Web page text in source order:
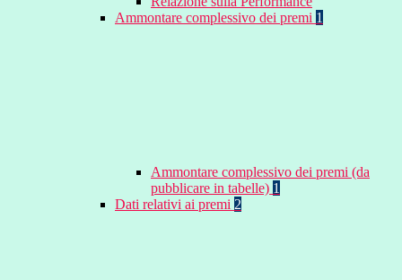
Ammontare complessivo dei premi 1
Ammontare complessivo dei premi (da
pubblicare in tabelle) 1
Dati relativi ai premi 2